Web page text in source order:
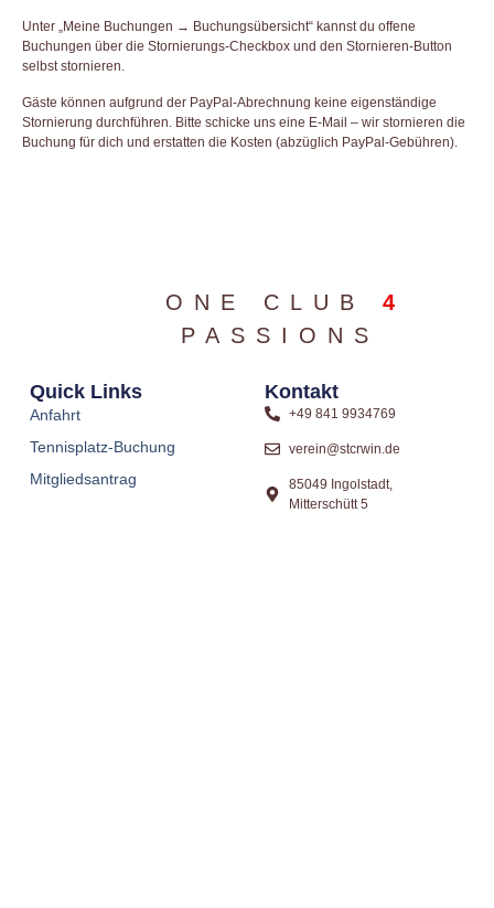
Unter „Meine Buchungen → Buchungsübersicht“ kannst du offene
Buchungen über die Stornierungs-Checkbox und den Stornieren-Button
selbst stornieren.
Gäste können aufgrund der PayPal-Abrechnung keine eigenständige
Stornierung durchführen. Bitte schicke uns eine E-Mail – wir stornieren die
Buchung für dich und erstatten die Kosten (abzüglich PayPal-Gebühren).
ONE CLUB
4
PASSIONS
Quick Links
Anfahrt
Tennisplatz-Buchung
Mitgliedsantrag
Kontakt
+49 841 9934769
verein@stcrwin.de
85049 Ingolstadt,
Mitterschütt 5